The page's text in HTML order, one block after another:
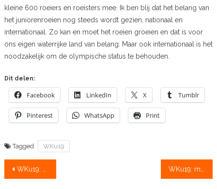
kleine 600 roeiers en roeisters mee. Ik ben blij dat het belang van
het juniorenroeien nog steeds wordt gezien, nationaal en
internationaal. Zo kan en moet het roeien groeien en dat is voor
ons eigen waterrijke land van belang. Maar ook internationaal is het
noodzakelijk om de olympische status te behouden.
Dit delen:
Facebook LinkedIn X Tumblr
Pinterest WhatsApp Print
Tagged WKu19
Bericht
WKu19: volg het live vanaf 14.30 uur